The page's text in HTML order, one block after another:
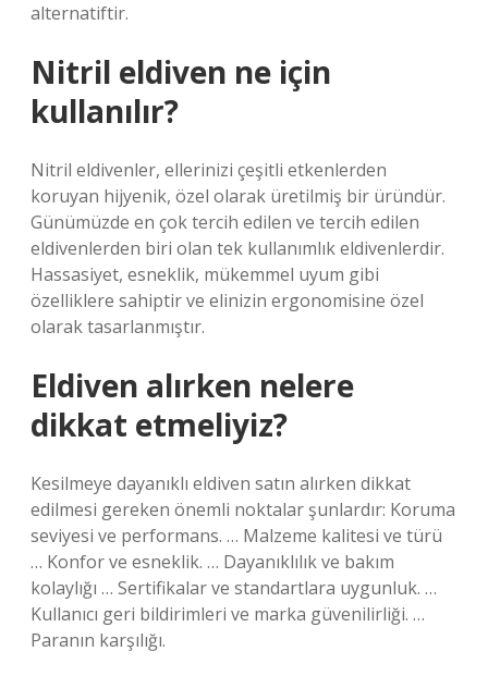
alternatiftir.
Nitril eldiven ne için
kullanılır?
Nitril eldivenler, ellerinizi çeşitli etkenlerden
koruyan hijyenik, özel olarak üretilmiş bir üründür.
Günümüzde en çok tercih edilen ve tercih edilen
eldivenlerden biri olan tek kullanımlık eldivenlerdir.
Hassasiyet, esneklik, mükemmel uyum gibi
özelliklere sahiptir ve elinizin ergonomisine özel
olarak tasarlanmıştır.
Eldiven alırken nelere
dikkat etmeliyiz?
Kesilmeye dayanıklı eldiven satın alırken dikkat
edilmesi gereken önemli noktalar şunlardır: Koruma
seviyesi ve performans. … Malzeme kalitesi ve türü
… Konfor ve esneklik. … Dayanıklılık ve bakım
kolaylığı … Sertifikalar ve standartlara uygunluk. …
Kullanıcı geri bildirimleri ve marka güvenilirliği. …
Paranın karşılığı.